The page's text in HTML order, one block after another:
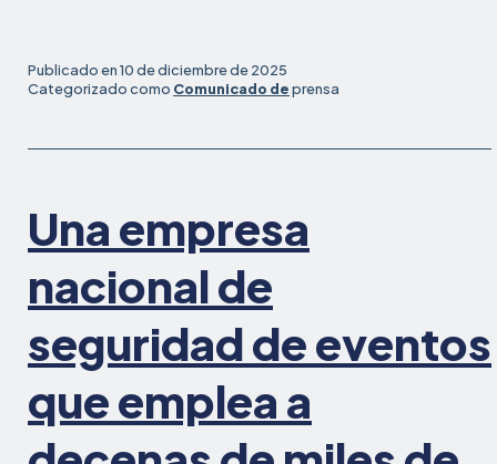
de
KFC/Taco
y
denuncian
la
discriminación
por
edad
Publicado en10 de diciembre de 2025
Categorizado como Comunicado deprensa
Una empresa
nacional de
seguridad de eventos
que emplea a